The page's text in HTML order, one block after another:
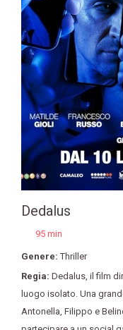
Dedalus
95 min
Genere:Thriller
Regia: Dedalus, il film
luogo isolato. Una
Antonella, Filippo e